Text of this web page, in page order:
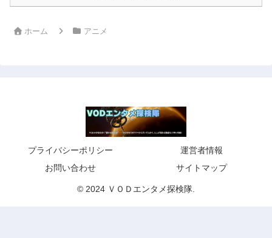
ホーム アニメ
プライバシーポリシー
運営者情報
お問い合わせ
サイトマップ
© 2024 ＶＯＤエンタメ探検隊.